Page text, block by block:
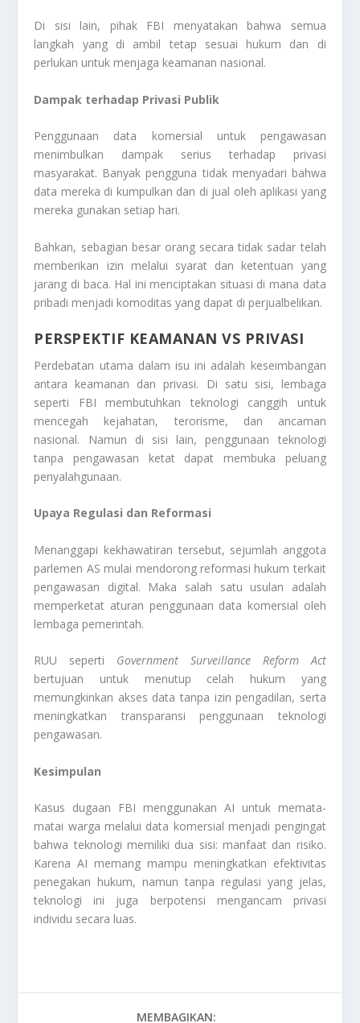
Di sisi lain, pihak FBI menyatakan bahwa semua
langkah yang di ambil tetap sesuai hukum dan di
perlukan untuk menjaga keamanan nasional.
Dampak terhadap Privasi Publik
Penggunaan data komersial untuk pengawasan
menimbulkan dampak serius terhadap privasi
masyarakat. Banyak pengguna tidak menyadari bahwa
data mereka di kumpulkan dan di jual oleh aplikasi yang
mereka gunakan setiap hari.
Bahkan, sebagian besar orang secara tidak sadar telah
memberikan izin melalui syarat dan ketentuan yang
jarang di baca. Hal ini menciptakan situasi di mana data
pribadi menjadi komoditas yang dapat di perjualbelikan.
PERSPEKTIF KEAMANAN VS PRIVASI
Perdebatan utama dalam isu ini adalah keseimbangan
antara keamanan dan privasi. Di satu sisi, lembaga
seperti FBI membutuhkan teknologi canggih untuk
mencegah kejahatan, terorisme, dan ancaman
nasional. Namun di sisi lain, penggunaan teknologi
tanpa pengawasan ketat dapat membuka peluang
penyalahgunaan.
Upaya Regulasi dan Reformasi
Menanggapi kekhawatiran tersebut, sejumlah anggota
parlemen AS mulai mendorong reformasi hukum terkait
pengawasan digital. Maka salah satu usulan adalah
memperketat aturan penggunaan data komersial oleh
lembaga pemerintah.
RUU seperti Government Surveillance Reform Act
bertujuan untuk menutup celah hukum yang
memungkinkan akses data tanpa izin pengadilan, serta
meningkatkan transparansi penggunaan teknologi
pengawasan.
Kesimpulan
Kasus dugaan FBI menggunakan AI untuk memata-
matai warga melalui data komersial menjadi pengingat
bahwa teknologi memiliki dua sisi: manfaat dan risiko.
Karena AI memang mampu meningkatkan efektivitas
penegakan hukum, namun tanpa regulasi yang jelas,
teknologi ini juga berpotensi mengancam privasi
individu secara luas.
MEMBAGIKAN: